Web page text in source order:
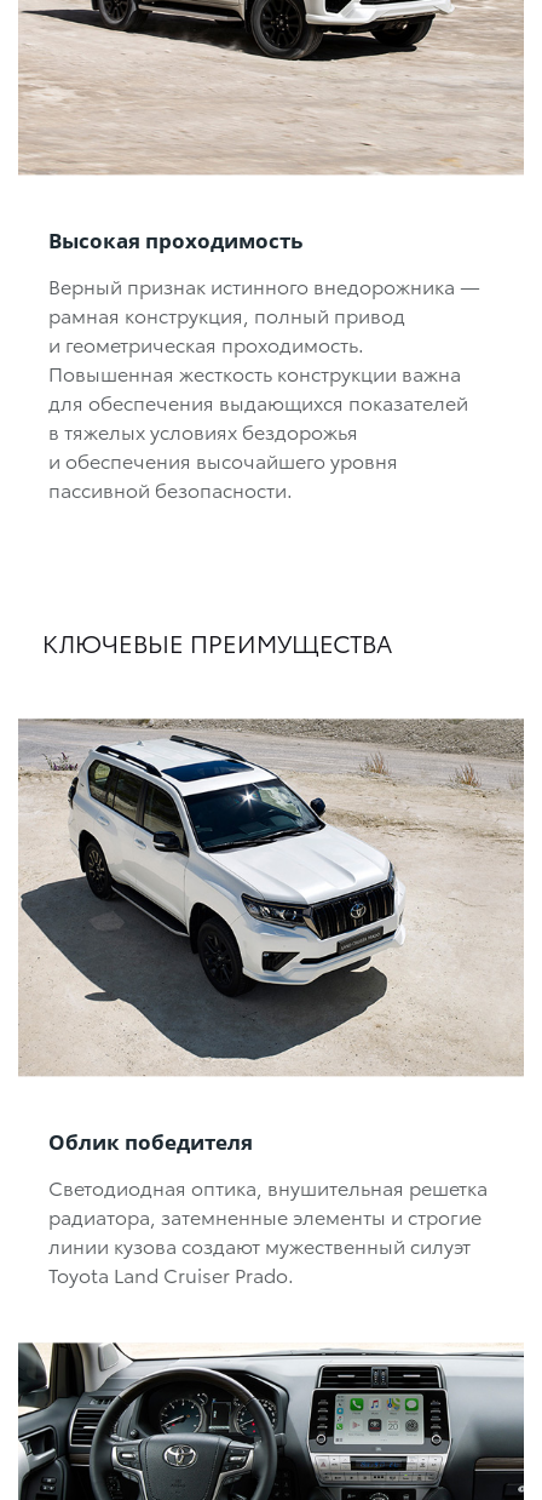
Высокая проходимость
Верный признак истинного внедорожника —
рамная конструкция, полный привод
и геометрическая проходимость.
Повышенная жесткость конструкции важна
для обеспечения выдающихся показателей
в тяжелых условиях бездорожья
и обеспечения высочайшего уровня
пассивной безопасности.
КЛЮЧЕВЫЕ ПРЕИМУЩЕСТВА
Облик победителя
Светодиодная оптика, внушительная решетка
радиатора, затемненные элементы и строгие
линии кузова создают мужественный силуэт
Toyota Land Cruiser Prado.